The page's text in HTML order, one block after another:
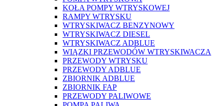
KOŁA POMPY WTRYSKOWEJ
RAMPY WTRYSKU
WTRYSKIWACZ BENZYNOWY
WTRYSKIWACZ DIESEL
WTRYSKIWACZ ADBLUE
WIĄZKI PRZEWODÓW WTRYSKIWACZA
PRZEWODY WTRYSKU
PRZEWODY ADBLUE
ZBIORNIK ADBLUE
ZBIORNIK FAP
PRZEWODY PALIWOWE